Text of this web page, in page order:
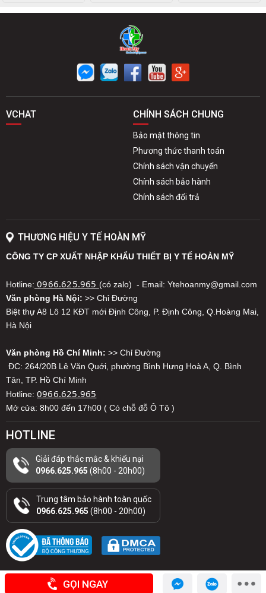
VCHAT CHÍNH SÁCH CHUNG
Bảo mật thông tin
Phương thức thanh toán
Chính sách vận chuyển
Chính sách bảo hành
Chính sách đổi trả
THƯƠNG HIỆU Y TẾ HOÀN MỸ
CÔNG TY CP XUẤT NHẬP KHẨU THIẾT BỊ Y TẾ HOÀN MỸ
Hotline: 0966.625.965 (có zalo) - Email: Ytehoanmy@gmail.com
Văn phòng Hà Nội: >> Chỉ Đường
Biệt thự A8 Lô 12 KĐT mới Định Công, P. Định Công, Q.Hoàng Mai,
Hà Nội
Văn phòng Hồ Chí Minh: >> Chỉ Đường
ĐC: 264/20B Lê Văn Quới, phường Bình Hưng Hoà A, Q. Bình
Tân, TP. Hồ Chí Minh
Hotline: 0966.625.965
Mở cửa: 8h00 đến 17h00 ( Có chỗ đỗ Ô Tô )
HOTLINE
Giải đáp thắc mắc & khiếu nại
0966.625.965 (8h00 - 20h00)
Trung tâm bảo hành toàn quốc
0966.625.965 (8h00 - 20h00)
GỌI NGAY